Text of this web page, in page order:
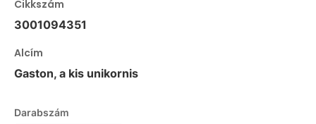
Cikkszám
3001094351
Alcím
Gaston, a kis unikornis
Darabszám